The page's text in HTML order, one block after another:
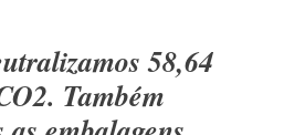
58,64
Também